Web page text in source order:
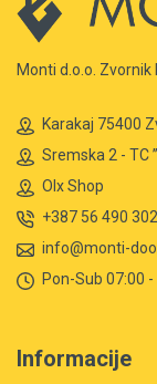
Monti d.o.o.
Karakaj 75400
Sremska 2 - TC
Olx Shop
+387 56 490 302
info@monti-
Pon-Sub 07:00 -
Informacije